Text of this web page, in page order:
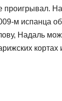
проигрывал.
м испанца
Надаль